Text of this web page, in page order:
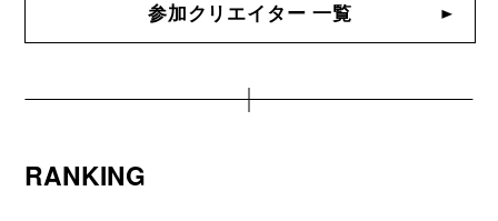
参加クリエイター 一覧
RANKING